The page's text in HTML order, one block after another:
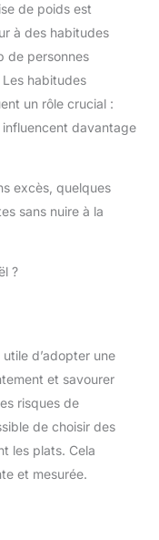
de poids est
à des habitudes
de personnes
habitudes
un rôle crucial :
davantage
excès, quelques
sans nuire à la
?
d’adopter une
et savourer
risques de
de choisir des
les plats. Cela
et mesurée.